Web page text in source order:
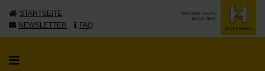
STARTSEITE
NEWSLETTER
FAQ